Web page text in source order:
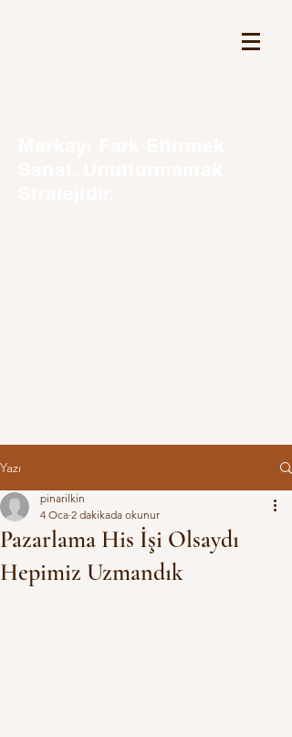
Yazı
Pazarlama His İşi Olsaydı
Hepimiz Uzmandık
pinarilkin
4 Oca 2 dakikada okunur